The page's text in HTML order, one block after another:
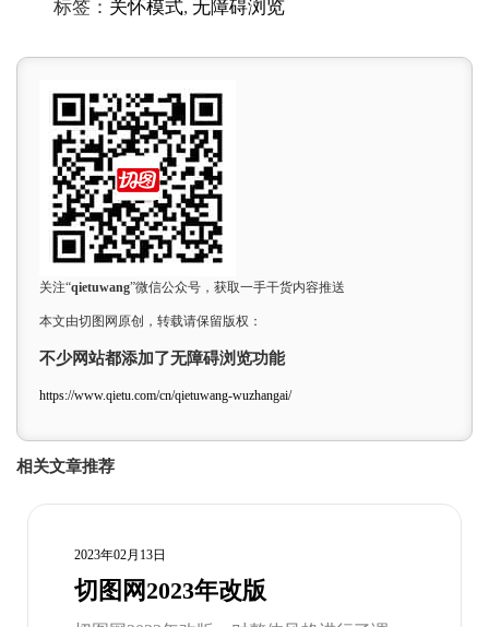
标签： 关怀模式, 无障碍浏览
关注“qietuwang”微信公众号，获取一手干货内容推送
本文由切图网原创，转载请保留版权：
不少网站都添加了无障碍浏览功能
https://www.qietu.com/cn/qietuwang-wuzhangai/
相关文章推荐
2023年02月13日
切图网2023年改版